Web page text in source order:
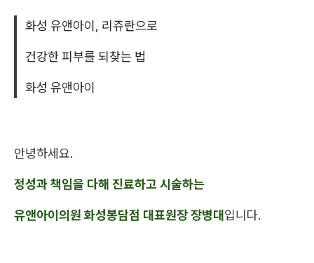
화성 유앤아이, 리쥬란으로
건강한 피부를 되찾는 법
화성 유앤아이
안녕하세요.
정성과 책임을 다해 진료하고 시술하는
유앤아이의원 화성봉담점 대표원장 장병대입니다.